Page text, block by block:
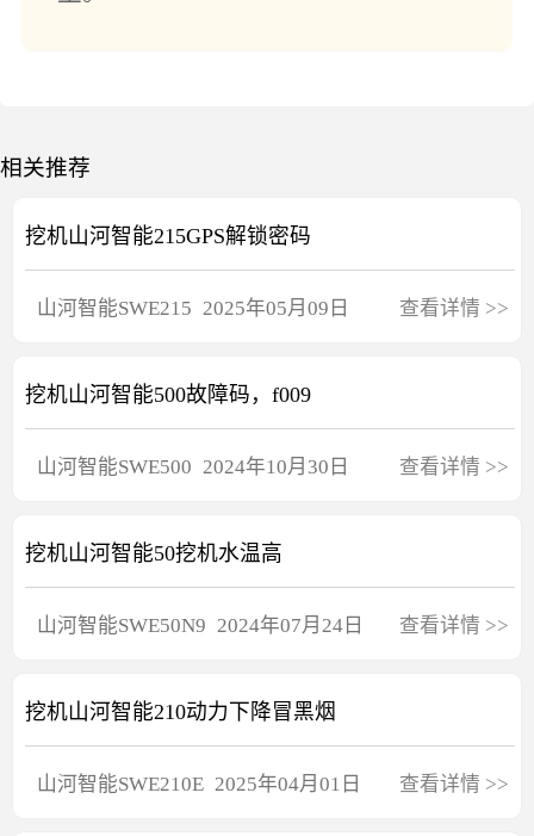
相关推荐
挖机山河智能215GPS解锁密码
山河智能SWE215 2025年05月09日 查看详情 >>
挖机山河智能500故障码，f009
山河智能SWE500 2024年10月30日 查看详情 >>
挖机山河智能50挖机水温高
山河智能SWE50N9 2024年07月24日 查看详情 >>
挖机山河智能210动力下降冒黑烟
山河智能SWE210E 2025年04月01日 查看详情 >>